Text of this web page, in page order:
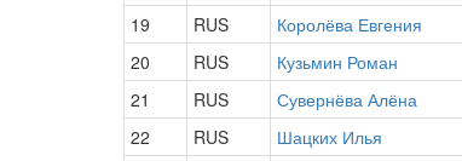
19
RUS Королёва Евгения
20
RUS Кузьмин Роман
21
RUS Сувернёва Алёна
22
RUS Шацких Илья